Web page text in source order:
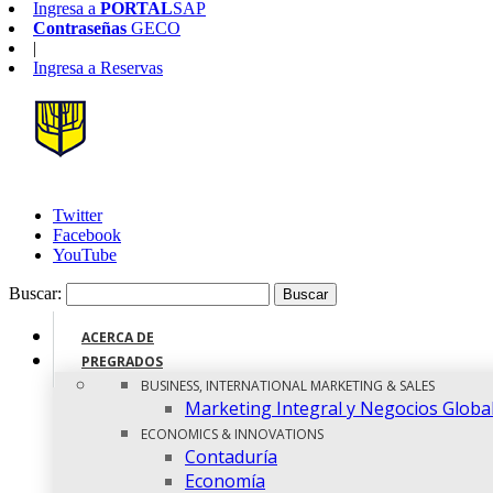
Ingresa a PORTALSAP
Contraseñas GECO
|
Ingresa a Reservas
Twitter
Facebook
YouTube
Buscar:
ACERCA DE
PREGRADOS
BUSINESS, INTERNATIONAL MARKETING & SALES
Marketing Integral y Negocios
ECONOMICS & INNOVATIONS
Contaduría
Economía